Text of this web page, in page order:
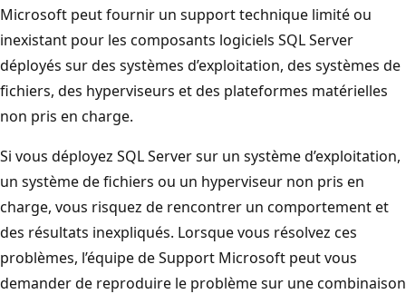
Microsoft peut fournir un support technique limité ou
inexistant pour les composants logiciels SQL Server
déployés sur des systèmes d’exploitation, des systèmes de
fichiers, des hyperviseurs et des plateformes matérielles
non pris en charge.
Si vous déployez SQL Server sur un système d’exploitation,
un système de fichiers ou un hyperviseur non pris en
charge, vous risquez de rencontrer un comportement et
des résultats inexpliqués. Lorsque vous résolvez ces
problèmes, l’équipe de Support Microsoft peut vous
demander de reproduire le problème sur une combinaison